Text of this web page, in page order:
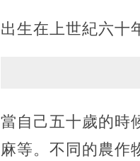
出生在上世紀六十
當自己五十歲的時
麻等。不同的農作